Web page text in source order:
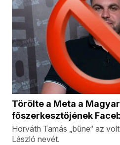
Törölte a Meta a
főszerkesztőjének
Horváth Tamás „bűne“ az
László nevét.